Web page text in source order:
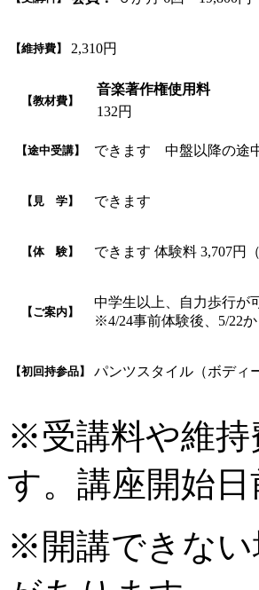
【維持費】 2,310円
【教材費】
音楽著作権使用料
132円
【途中受講】 できます 中盤以降の途
【見 学】 できます
【体 験】 できます 体験料 3,707円
【ご案内】
中学生以上、自力歩行が
※4/24事前体験後、5/22
【初回持参品】 パンツスタイル（ボディ
※受講料や維持
す。講座開始
※開講できない